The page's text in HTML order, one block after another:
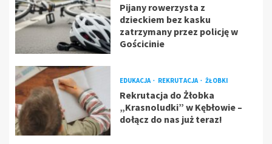
Pijany rowerzysta z
dzieckiem bez kasku
zatrzymany przez policję w
Gościcinie
EDUKACJA REKRUTACJA ŻŁOBKI
Rekrutacja do Żłobka
„Krasnoludki” w Kębłowie –
dołącz do nas już teraz!